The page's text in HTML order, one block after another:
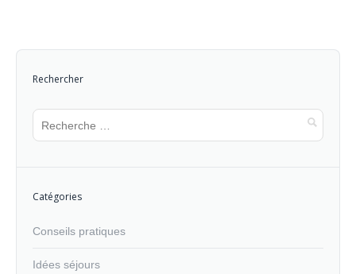
Rechercher
Catégories
Conseils pratiques
Idées séjours